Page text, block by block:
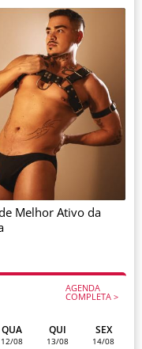
AGENDA
COMPLETA >
QUA
12/08
QUI
13/08
SEX
14/08
Melhor Ativo da